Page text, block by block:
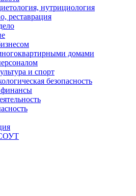
нутрициология
реставрация
домами
и спорт
безопасность